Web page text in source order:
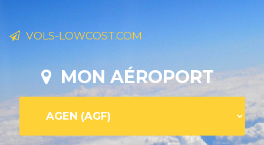
VOLS-LOWCOST.COM
MON AÉROPORT